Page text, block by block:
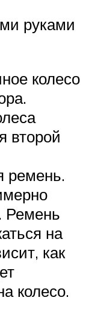
руками
колесо
второй
ремень.
Ремень
на
как
колесо.